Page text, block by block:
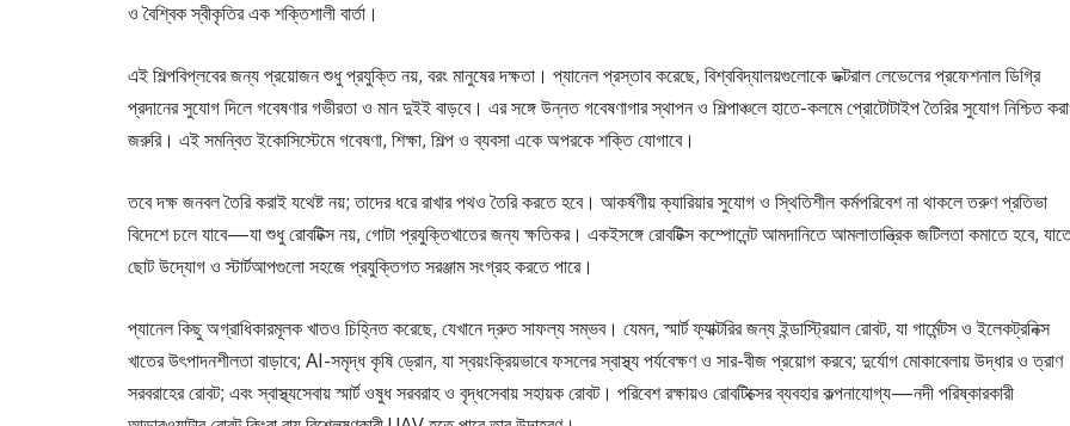
ও বৈশ্বিক স্বীকৃতির এক শক্তিশালী বার্তা।
এই শিল্পবিপ্লবের জন্য প্রয়োজন শুধু প্রযুক্তি নয়, বরং মানুষের দক্ষতা। প্যানেল প্রস্তাব করেছে, বিশ্ববিদ্যালয়গুলোকে ডক্টরাল লেভেলের প্রফেশনাল ডিগ্রি
প্রদানের সুযোগ দিলে গবেষণার গভীরতা ও মান দুইই বাড়বে। এর সঙ্গে উন্নত গবেষণাগার স্থাপন ও শিল্পাঞ্চলে হাতে-কলমে প্রোটোটাইপ তৈরির সুযোগ নিশ্চিত
জরুরি। এই সমন্বিত ইকোসিস্টেমে গবেষণা, শিক্ষা, শিল্প ও ব্যবসা একে অপরকে শক্তি যোগাবে।
তবে দক্ষ জনবল তৈরি করাই যথেষ্ট নয়; তাদের ধরে রাখার পথও তৈরি করতে হবে। আকর্ষণীয় ক্যারিয়ার সুযোগ ও স্থিতিশীল কর্মপরিবেশ না থাকলে তরুণ প্রতিভা
বিদেশে চলে যাবে—যা শুধু রোবটিক্স নয়, গোটা প্রযুক্তিখাতের জন্য ক্ষতিকর। একইসঙ্গে রোবটিক্স কম্পোনেন্ট আমদানিতে আমলাতান্ত্রিক জটিলতা কমাতে হবে,
ছোট উদ্যোগ ও স্টার্টআপগুলো সহজে প্রযুক্তিগত সরঞ্জাম সংগ্রহ করতে পারে।
প্যানেল কিছু অগ্রাধিকারমূলক খাতও চিহ্নিত করেছে, যেখানে দ্রুত সাফল্য সম্ভব। যেমন, স্মার্ট ফ্যাক্টরির জন্য ইন্ডাস্ট্রিয়াল রোবট, যা গার্মেন্টস ও ইলেকট্রনিক্স
খাতের উৎপাদনশীলতা বাড়াবে; AI-সমৃদ্ধ কৃষি ড্রোন, যা স্বয়ংক্রিয়ভাবে ফসলের স্বাস্থ্য পর্যবেক্ষণ ও সার-বীজ প্রয়োগ করবে; দুর্যোগ মোকাবেলায় উদ্ধার ও ত্রাণ
সরবরাহের রোবট; এবং স্বাস্থ্যসেবায় স্মার্ট ওষুধ সরবরাহ ও বৃদ্ধসেবায় সহায়ক রোবট। পরিবেশ রক্ষায়ও রোবটিক্সের ব্যবহার কল্পনাযোগ্য—নদী পরিষ্কারকারী